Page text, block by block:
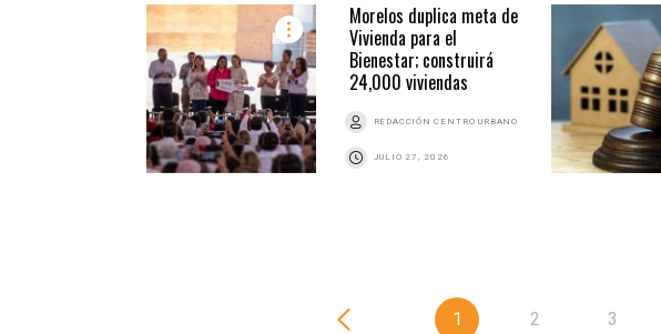
Morelos duplica meta de
Vivienda para el
Bienestar; construirá
24,000 viviendas
REDACCIÓN CENTRO URBANO
JULIO 27, 2026
1 2 3